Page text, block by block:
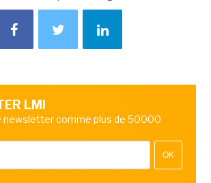
LMI
newsletter comme plus de 50000
OK